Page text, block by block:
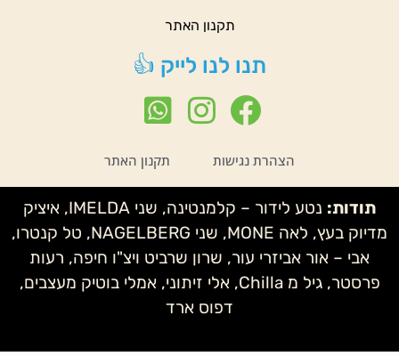
תקנון האתר
תנו לנו לייק 👍
הצהרת נגישות תקנון האתר
תודות:
נטע לידור – קלמנטינה, שני IMELDA, איציק
מדיוק בעץ, לאה MONE, שני NAGELBERG, טל קנטרו,
אבי – אור אביזרי עור, שרון שרביט ויצ"ו חיפה, רעות
פרסטר, גיל מ Chilla, אלי זיתוני, אמלי בוטיק מעצבים,
דפוס ארד